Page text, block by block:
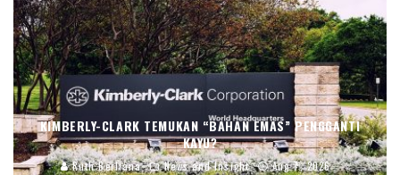
KIMBERLY-CLARK TEMUKAN “BAHAN EMAS” PENGGANTI
KAYU?
Ruth Berliana News and Insight Aug 7, 2026